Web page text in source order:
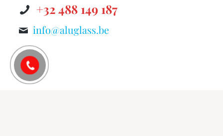
+32 488 149 187
info@aluglass.be